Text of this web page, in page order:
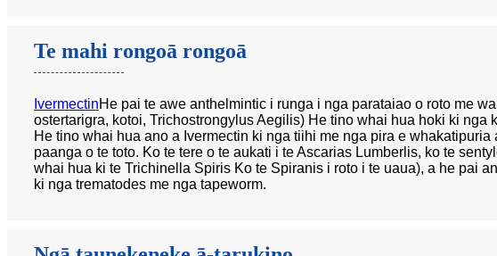
Te mahi rongoā rongoā
IvermectinHe pai te awe anthelmintic i runga i nga parataiao o roto me
ostertarigra, kotoi, Trichostrongylus Aegilis) He tino whai hua hoki ki
He tino whai hua ano a Ivermectin ki nga tiihi me nga pira e
paanga o te toto. Ko te tere o te aukati i te Ascarias Lumberlis, ko te
whai hua ki te Trichinella Spiris Ko te Spiranis i roto i te uaua), a he pai
ki nga trematodes me nga tapeworm.